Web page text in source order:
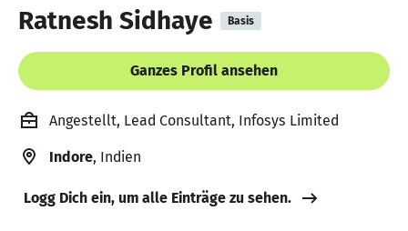
Ratnesh Sidhaye Basis
Ganzes Profil ansehen
Angestellt, Lead Consultant, Infosys Limited
Indore, Indien
Logg Dich ein, um alle Einträge zu sehen.